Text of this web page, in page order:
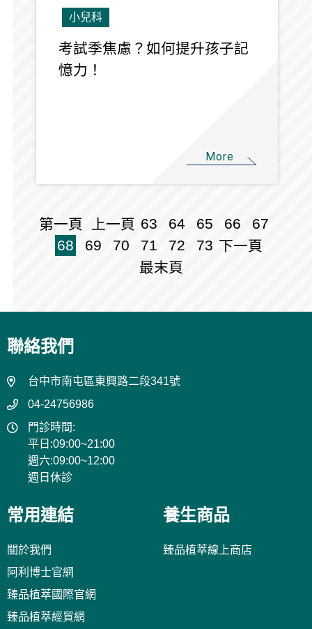
小兒科
考試季焦慮？如何提升孩子記
憶力！
More
第一頁 上一頁 63 64 65 66
67
68
69 70 71 72 73 下一頁
最末頁
聯絡我們
台中市南屯區東興路二段341號
04-24756986
門診時間:
平日:09:00~21:00
週六:09:00~12:00
週日休診
常用連結
關於我們
阿利博士官網
臻品植萃國際官網
臻品植萃經貿網
養生商品
臻品植萃線上商店